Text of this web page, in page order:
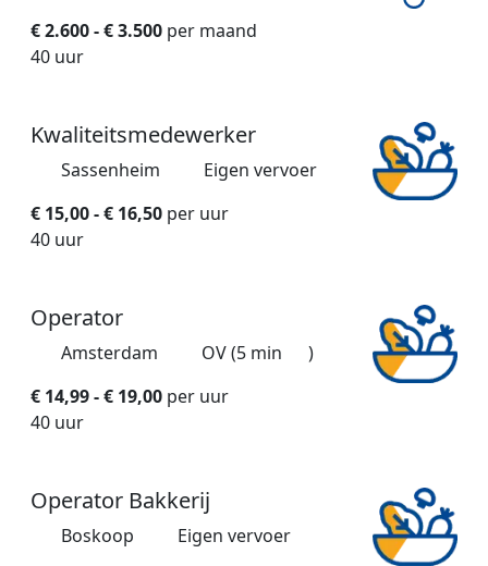
€ 2.600 - € 3.500 per maand
40 uur
Kwaliteitsmedewerker
Sassenheim
Eigen vervoer
€ 15,00 - € 16,50 per uur
40 uur
Operator
Amsterdam OV (5 min
)
€ 14,99 - € 19,00 per uur
40 uur
Operator Bakkerij
Boskoop
Eigen vervoer